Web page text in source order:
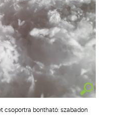
csoportra bontható: szabadon